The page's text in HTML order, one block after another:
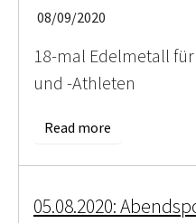
08/09/2020
18-mal Edelmetall
und -Athleten
Read more
05.08.2020: